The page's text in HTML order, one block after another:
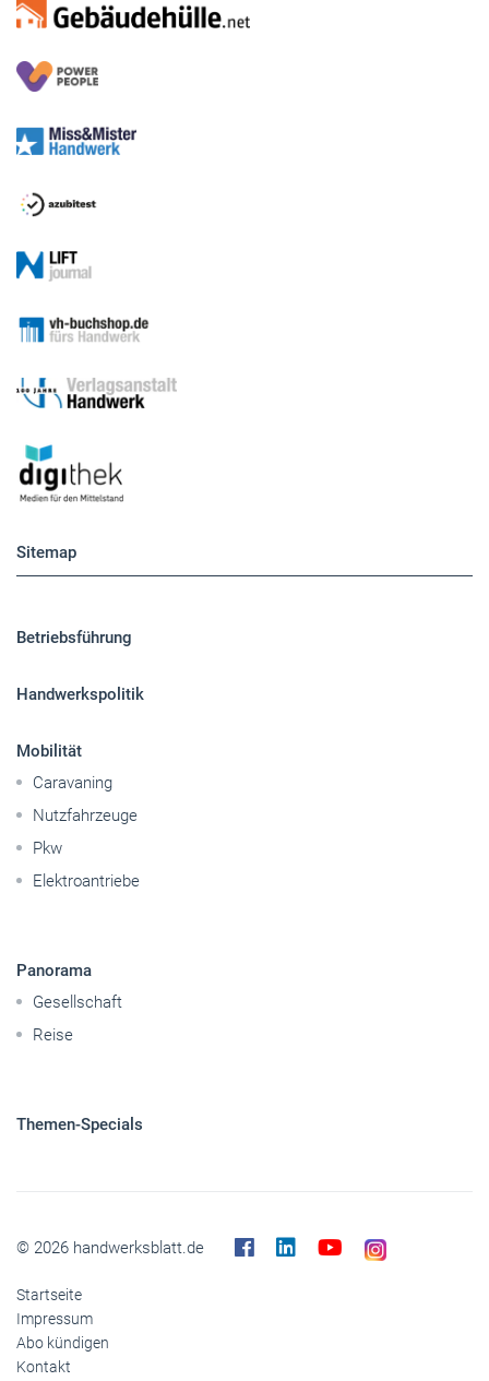
Sitemap
Betriebsführung
Handwerkspolitik
Mobilität
Caravaning
Nutzfahrzeuge
Pkw
Elektroantriebe
Panorama
Gesellschaft
Reise
Themen-Specials
© 2026 handwerksblatt.de
Startseite
Impressum
Abo kündigen
Kontakt